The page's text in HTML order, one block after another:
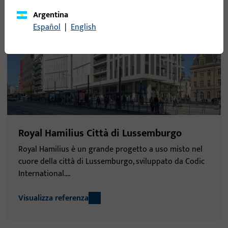
Royal Hamilius Città di Lussemburgo
Royal Hamilius è un grande progetto a uso misto nel
cuore della città di Lussemburgo, sviluppato da Codic
International....
Visualizza referenza
Argentina
Español | English